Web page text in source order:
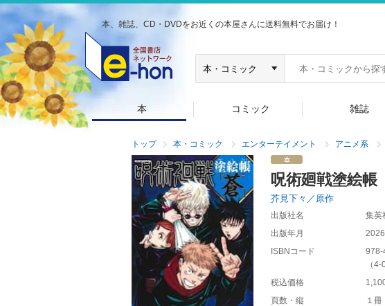
本、雑誌、CD・DVDをお近くの本屋さんに送料無料でお届け！
本 コミック 雑誌
トップ 本・コミック エンターテイメント アニメ系
呪術廻戦塗絵帳
芥見下々／原作
出版社名
集英
出版年月
ISBNコード
978-
（4-
税込価格
頁数・縦
１